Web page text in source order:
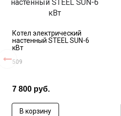
Котел электрический
настенный STEEL SUN-6
кВт
509
7 800 руб.
В корзину